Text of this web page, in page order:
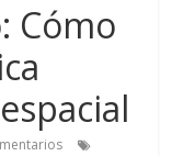
Cómo